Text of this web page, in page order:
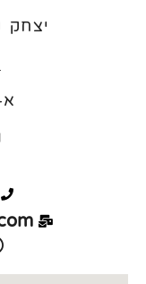
יצחק נפחא
א-ה: